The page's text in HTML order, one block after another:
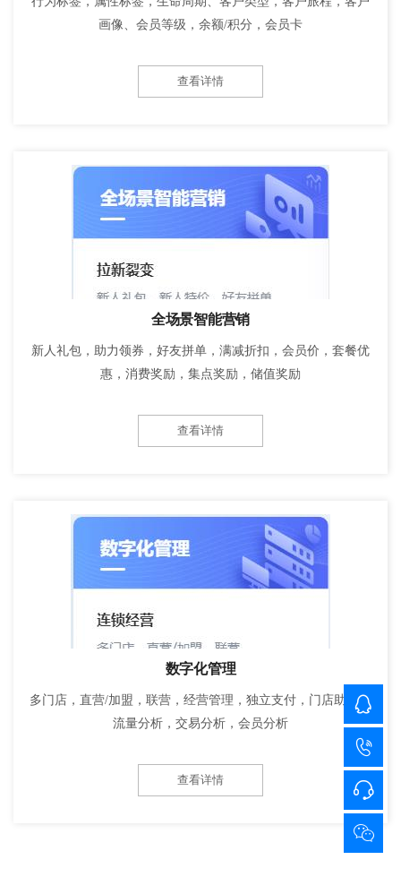
画像、会员等级，余额/积分，会员卡
查看详情
全场景智能营销
新人礼包，助力领券，好友拼单，满减折扣，会员价，套餐优
惠，消费奖励，集点奖励，储值奖励
查看详情
数字化管理
多门店，直营/加盟，联营，经营管理，独立支付，门店助手，
流量分析，交易分析，会员分析
查看详情